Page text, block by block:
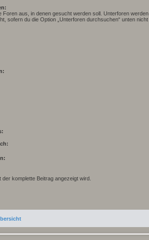
Foren aus, in denen gesucht werden soll. Unterforen werden
sofern du die Option „Unterforen durchsuchen“ unten nicht
der komplette Beitrag angezeigt wird.